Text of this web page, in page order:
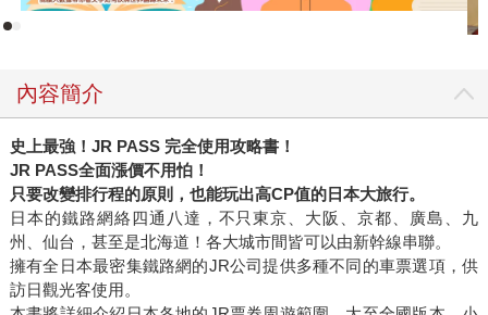
內容簡介
史上最強！ JR PASS 完全使用攻略書！
JR PASS全面漲價不用怕！
只要改變排行程的原則，也能玩出高CP值的日本大旅行。
日本的鐵路網絡四通八達，不只東京、大阪、京都、廣島、九
州、仙台，甚至是北海道！各大城市間皆可以由新幹線串聯。
擁有全日本最密集鐵路網的JR公司提供多種不同的車票選項，供
訪日觀光客使用。